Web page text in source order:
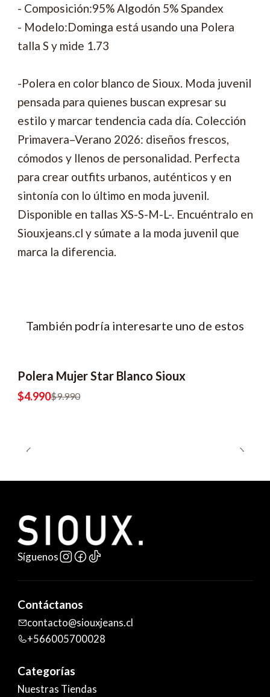
- Composición:95% Algodón 5% Spandex
- Modelo:Dominga está usando una Polera
talla S y mide 1.73
-Polera en color blanco de Sioux. Moda juvenil
pensada para quienes buscan expresar su
estilo y marcar tendencia cada día. Colección
Primavera–Verano 2026: diseños frescos,
cómodos y llenos de personalidad. Perfecta
para crear outfits urbanos, auténticos y en
sintonía con lo último en moda juvenil.
Disponible en tallas XS-S-M-L-. Encuéntralo en
Siouxjeans.cl y súmate a la moda juvenil que
marca la diferencia.
También podría interesarte uno de estos
-50% OFF
2x6990
Polera Mujer Star Blanco Sioux
$4.990$9.990
Síguenos
Contáctanos
contacto@siouxjeans.cl
+566005700028
Categorías
Nuestras Tiendas